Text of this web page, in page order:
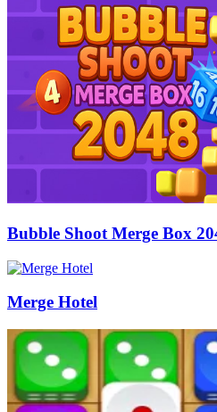
Bubble Shoot Merge Box
Merge Hotel